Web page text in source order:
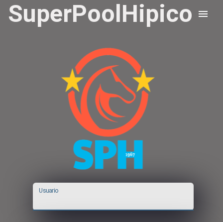
SuperPoolHipico
Usuario